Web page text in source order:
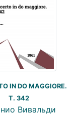
IN DO MAGGIORE.
T. 342
Вивальди